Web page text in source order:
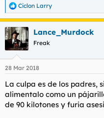
R
e
a
c
c
i
e
:
Ciclon Larry
Lance_Murdock
Freak
28 Mar 2018
La culpa es de los padres,
alimentalo como un
de 90 kilotones y furia